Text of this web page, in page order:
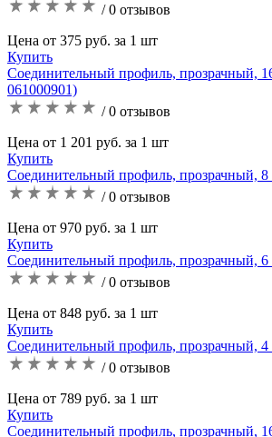
/ 0 отзывов
Цена от 375 руб. за 1 шт
Купить
Соединительный профиль, прозрачный,
061000901)
/ 0 отзывов
Цена от 1 201 руб. за 1 шт
Купить
Соединительный профиль, прозрачный, 8
/ 0 отзывов
Цена от 970 руб. за 1 шт
Купить
Соединительный профиль, прозрачный,
/ 0 отзывов
Цена от 848 руб. за 1 шт
Купить
Соединительный профиль, прозрачный, 4
/ 0 отзывов
Цена от 789 руб. за 1 шт
Купить
Соединительный профиль, прозрачный,